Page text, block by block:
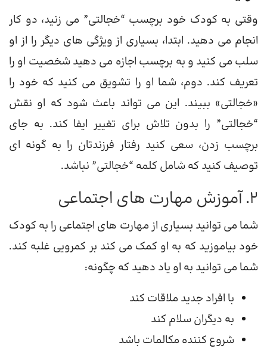
وقتی به کودک خود برچسب “خجالتی” می زنید، دو کار
انجام می دهید. ابتدا، بسیاری از ویژگی های دیگر را از او
سلب می کنید و به برچسب اجازه می دهید شخصیت او را
تعریف کند. دوم، شما او را تشویق می کنید که خود را
«خجالتی» ببیند. این می تواند باعث شود که او نقش
“خجالتی” را بدون تلاش برای تغییر ایفا کند. به جای
برچسب زدن، سعی کنید رفتار فرزندتان را به گونه ای
توصیف کنید که شامل کلمه “خجالتی” نباشد.
2. آموزش مهارت های اجتماعی
شما می توانید بسیاری از مهارت های اجتماعی را به کودک
خود بیاموزید که به او کمک می کند بر کمرویی غلبه کند.
شما می توانید به او یاد دهید که چگونه:
با افراد جدید ملاقات کند
به دیگران سلام کند
شروع کننده مکالمات باشد